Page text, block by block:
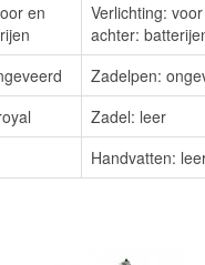
en
Verlichting:
achter:
Zadelpen:
Zadel: leer
Handvatten: